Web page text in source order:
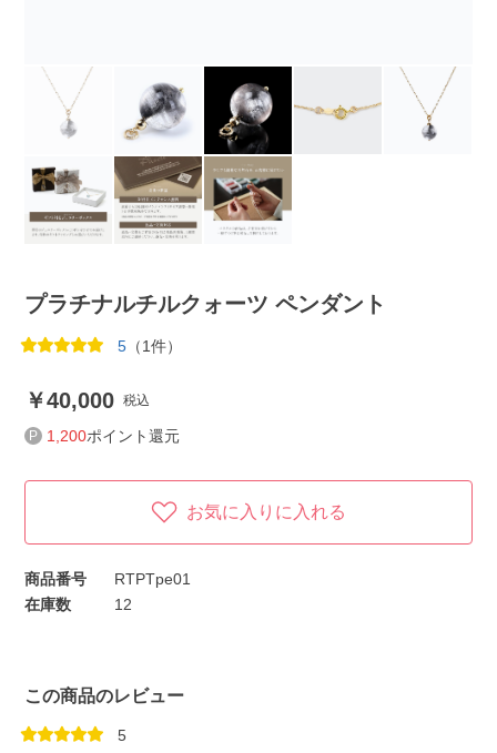
プラチナルチルクォーツ ペンダント
5 （1件）
40,000 税込
1,200ポイント還元
お気に入りに入れる
商品番号
RTPTpe01
在庫数
12
この商品のレビュー
5